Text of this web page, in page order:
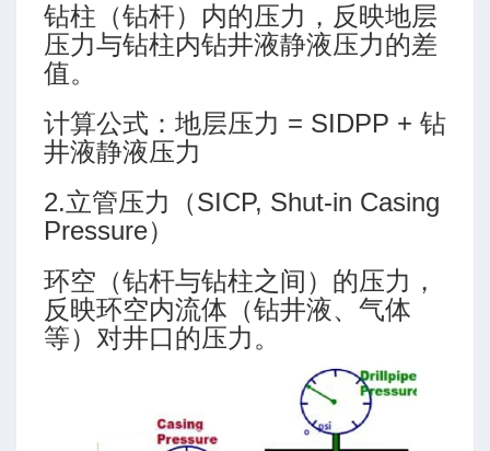
钻柱（钻杆）内的压力，反映地层
压力与钻柱内钻井液静液压力的差
值。
计算公式：地层压力 = SIDPP + 钻
井液静液压力
2.立管压力（SICP, Shut-in Casing
Pressure）
环空（钻杆与钻柱之间）的压力，
反映环空内流体（钻井液、气体
等）对井口的压力。